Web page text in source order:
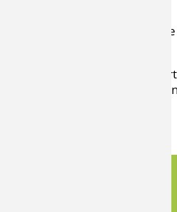
Im Lafit steht dir
Dich